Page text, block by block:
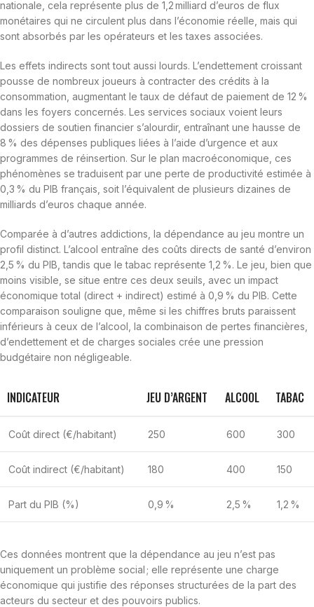
nationale, cela représente plus de 1,2 milliard d’euros de flux
monétaires qui ne circulent plus dans l’économie réelle, mais qui
sont absorbés par les opérateurs et les taxes associées.
Les effets indirects sont tout aussi lourds. L’endettement croissant
pousse de nombreux joueurs à contracter des crédits à la
consommation, augmentant le taux de défaut de paiement de 12 %
dans les foyers concernés. Les services sociaux voient leurs
dossiers de soutien financier s’alourdir, entraînant une hausse de
8 % des dépenses publiques liées à l’aide d’urgence et aux
programmes de réinsertion. Sur le plan macroéconomique, ces
phénomènes se traduisent par une perte de productivité estimée à
0,3 % du PIB français, soit l’équivalent de plusieurs dizaines de
milliards d’euros chaque année.
Comparée à d’autres addictions, la dépendance au jeu montre un
profil distinct. L’alcool entraîne des coûts directs de santé d’environ
2,5 % du PIB, tandis que le tabac représente 1,2 %. Le jeu, bien que
moins visible, se situe entre ces deux seuils, avec un impact
économique total (direct + indirect) estimé à 0,9 % du PIB. Cette
comparaison souligne que, même si les chiffres bruts paraissent
inférieurs à ceux de l’alcool, la combinaison de pertes financières,
d’endettement et de charges sociales crée une pression
budgétaire non négligeable.
INDICATEUR JEU D’ARGENT ALCOOL TABAC
Coût direct (€/habitant) 250 600 300
Coût indirect (€/habitant) 180 400 150
Part du PIB (%) 0,9 % 2,5 % 1,2 %
Ces données montrent que la dépendance au jeu n’est pas
uniquement un problème social ; elle représente une charge
économique qui justifie des réponses structurées de la part des
acteurs du secteur et des pouvoirs publics.